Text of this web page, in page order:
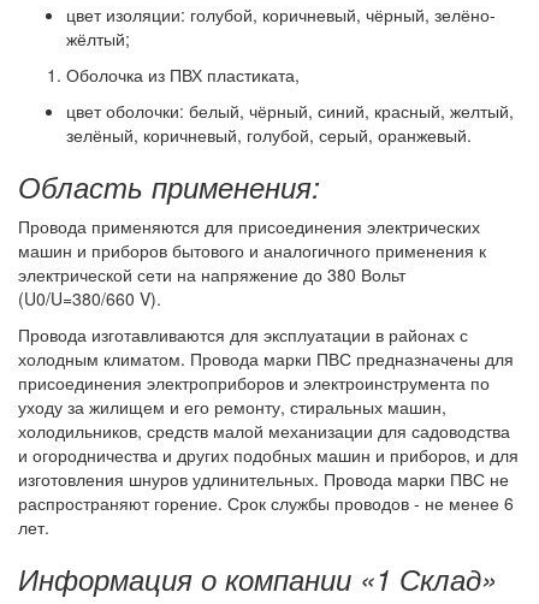
цвет изоляции: голубой, коричневый, чёрный, зелёно-
жёлтый;
Оболочка из ПВХ пластиката,
цвет оболочки: белый, чёрный, синий, красный, желтый,
зелёный, коричневый, голубой, серый, оранжевый.
Область применения:
Провода применяются для присоединения электрических
машин и приборов бытового и аналогичного применения к
электрической сети на напряжение до 380 Вольт
(U0/U=380/660 V).
Провода изготавливаются для эксплуатации в районах с
холодным климатом. Провода марки ПВС предназначены для
присоединения электроприборов и электроинструмента по
уходу за жилищем и его ремонту, стиральных машин,
холодильников, средств малой механизации для садоводства
и огородничества и других подобных машин и приборов, и для
изготовления шнуров удлинительных. Провода марки ПВС не
распространяют горение. Срок службы проводов - не менее 6
лет.
Информация о компании «1 Склад»